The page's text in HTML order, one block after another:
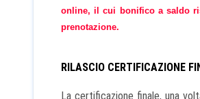
online, il cui bonifico a saldo
prenotazione.
RILASCIO CERTIFICAZIONE
La certificazione finale, una